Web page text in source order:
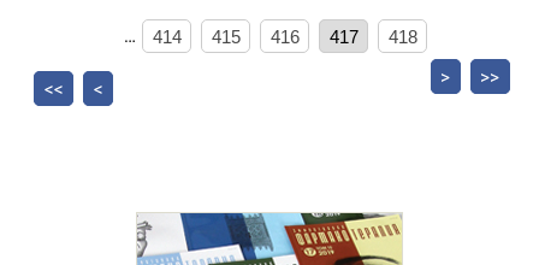
<< <
… 414 415 416 417 418
> >>